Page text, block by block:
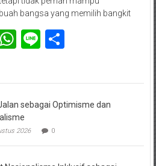
bangsa yang memilih bangkit
WhatsApp
LineShare
sebagai Optimisme dan
2026 0